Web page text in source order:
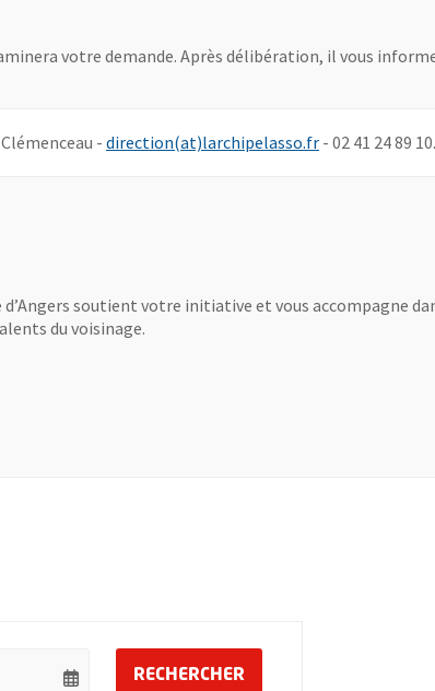
votre demande. Après délibération, il vous
- direction(at)larchipelasso.fr, Ouvre une
- 02 41 24 89 10.
soutient votre initiative et vous accompagne
du voisinage.
par date - Date de finRECHERCHER